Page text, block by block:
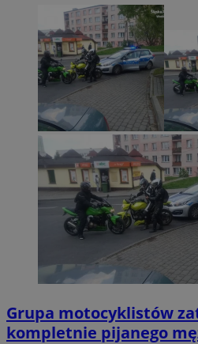
Grupa motocyklistów
kompletnie pijanego